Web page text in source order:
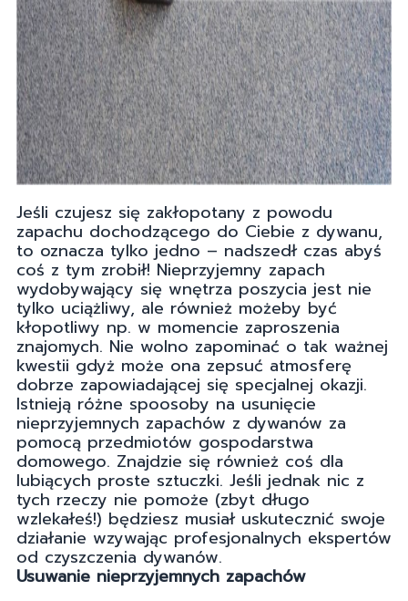
Jeśli czujesz się zakłopotany z powodu
zapachu dochodzącego do Ciebie z dywanu,
to oznacza tylko jedno – nadszedł czas abyś
coś z tym zrobił! Nieprzyjemny zapach
wydobywający się wnętrza poszycia jest nie
tylko uciążliwy, ale również możeby być
kłopotliwy np. w momencie zaproszenia
znajomych. Nie wolno zapominać o tak ważnej
kwestii gdyż może ona zepsuć atmosferę
dobrze zapowiadającej się specjalnej okazji.
Istnieją różne spoosoby na usunięcie
nieprzyjemnych zapachów z dywanów za
pomocą przedmiotów gospodarstwa
domowego. Znajdzie się również coś dla
lubiących proste sztuczki. Jeśli jednak nic z
tych rzeczy nie pomoże (zbyt długo
wzlekałeś!) będziesz musiał uskutecznić swoje
działanie wzywając profesjonalnych ekspertów
od czyszczenia dywanów.
Usuwanie nieprzyjemnych zapachów